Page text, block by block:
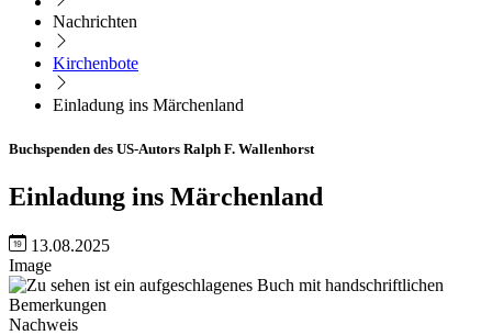
Nachrichten
Kirchenbote
Einladung ins Märchenland
Buchspenden des US-Autors Ralph F. Wallenhorst
Einladung ins Märchenland
13.08.2025
Image
Nachweis